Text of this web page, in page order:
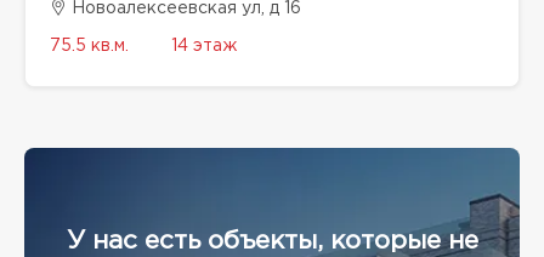
Новоалексеевская ул, д 16
75.5 кв.м. 14 этаж
У нас есть объекты, которые не